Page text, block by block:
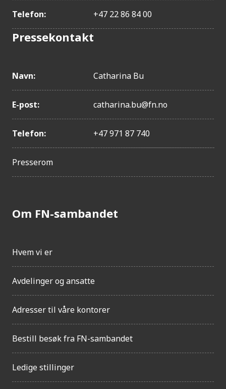
beskrive ulike dimensjoner ved
bærekraftig utvikling og hvordan de
påvirker hverandre, og presentere tiltak
Telefon: +47 22 86 84 00
Pressekontakt
Navn: Catharina Bu
E-post: catharina.bu@fn.no
Telefon: +47 971 87 740
Presserom
Om FN-sambandet
Hvem vi er
Avdelinger og ansatte
Adresser til våre kontorer
Bestill besøk fra FN-sambandet
Ledige stillinger